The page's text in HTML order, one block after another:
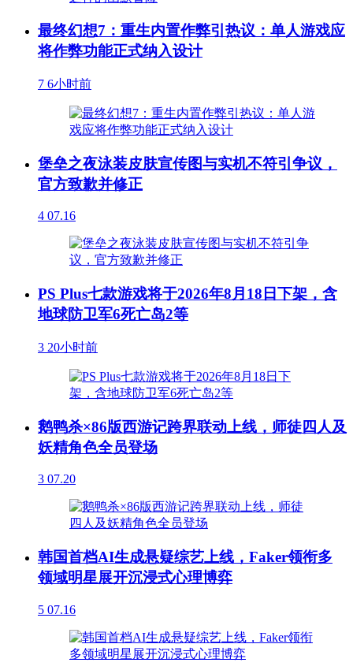
最终幻想7：重生内置作弊引热议：单人游戏应
将作弊功能正式纳入设计
7 6小时前
堡垒之夜泳装皮肤宣传图与实机不符引争议，
官方致歉并修正
4 07.16
PS Plus七款游戏将于2026年8月18日下架，含
地球防卫军6死亡岛2等
3 20小时前
鹅鸭杀×86版西游记跨界联动上线，师徒四人及
妖精角色全员登场
3 07.20
韩国首档AI生成悬疑综艺上线，Faker领衔多
领域明星展开沉浸式心理博弈
5 07.16